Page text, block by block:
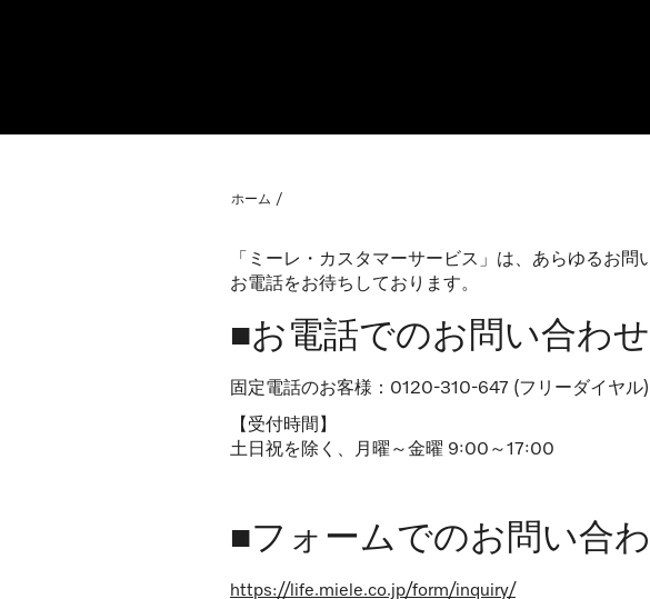
ホーム
「ミーレ・カスタマーサービス」は、あらゆるお
お電話をお待ちしております。
■お電話でのお問い合わせ
固定電話のお客様：0120-310-647 (フリーダイヤル)
【受付時間】
土日祝を除く、月曜～金曜 9:00～17:00
■フォームでのお問い合
https://life.miele.co.jp/form/inquiry/